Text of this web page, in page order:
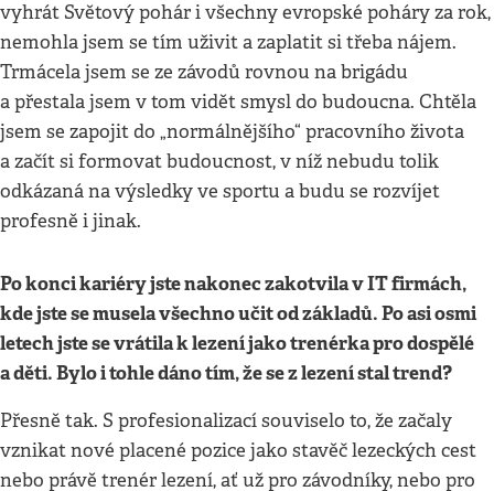
vyhrát Světový pohár i všechny evropské poháry za rok,
nemohla jsem se tím uživit a zaplatit si třeba nájem.
Trmácela jsem se ze závodů rovnou na brigádu
a přestala jsem v tom vidět smysl do budoucna. Chtěla
jsem se zapojit do „normálnějšího“ pracovního života
a začít si formovat budoucnost, v níž nebudu tolik
odkázaná na výsledky ve sportu a budu se rozvíjet
profesně i jinak.
Po konci kariéry jste nakonec zakotvila v IT firmách,
kde jste se musela všechno učit od základů. Po asi osmi
letech jste se vrátila k lezení jako trenérka pro dospělé
a děti. Bylo i tohle dáno tím, že se z lezení stal trend?
Přesně tak. S profesionalizací souviselo to, že začaly
vznikat nové placené pozice jako stavěč lezeckých cest
nebo právě trenér lezení, ať už pro závodníky, nebo pro